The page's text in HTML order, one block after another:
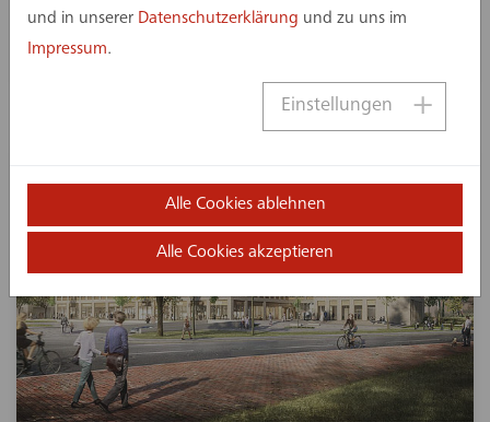
und in unserer Datenschutzerklärung und zu uns im
Impressum.
Einstellungen
Alle Cookies ablehnen
Alle Cookies akzeptieren